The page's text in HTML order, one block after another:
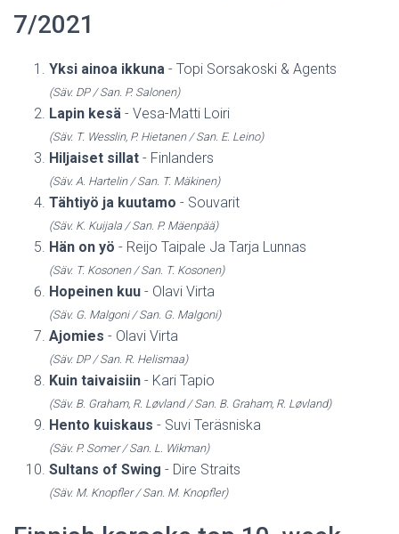
7/2021
Yksi ainoa ikkuna - Topi Sorsakoski & Agents
(Säv. DP / San. P. Salonen)
Lapin kesä - Vesa-Matti Loiri
(Säv. T. Wesslin, P. Hietanen / San. E. Leino)
Hiljaiset sillat - Finlanders
(Säv. A. Hartelin / San. T. Mäkinen)
Tähtiyö ja kuutamo - Souvarit
(Säv. K. Kuijala / San. P. Mäenpää)
Hän on yö - Reijo Taipale Ja Tarja Lunnas
(Säv. T. Kosonen / San. T. Kosonen)
Hopeinen kuu - Olavi Virta
(Säv. G. Malgoni / San. G. Malgoni)
Ajomies - Olavi Virta
(Säv. DP / San. R. Helismaa)
Kuin taivaisiin - Kari Tapio
(Säv. B. Graham, R. Løvland / San. B. Graham, R. Løvland)
Hento kuiskaus - Suvi Teräsniska
(Säv. P. Somer / San. L. Wikman)
Sultans of Swing - Dire Straits
(Säv. M. Knopfler / San. M. Knopfler)